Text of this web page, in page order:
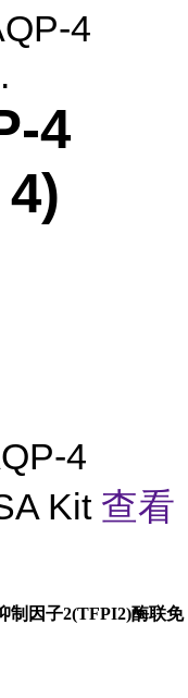
4
4
4
Kit 查看
制因子2(TFPI2)酶联免